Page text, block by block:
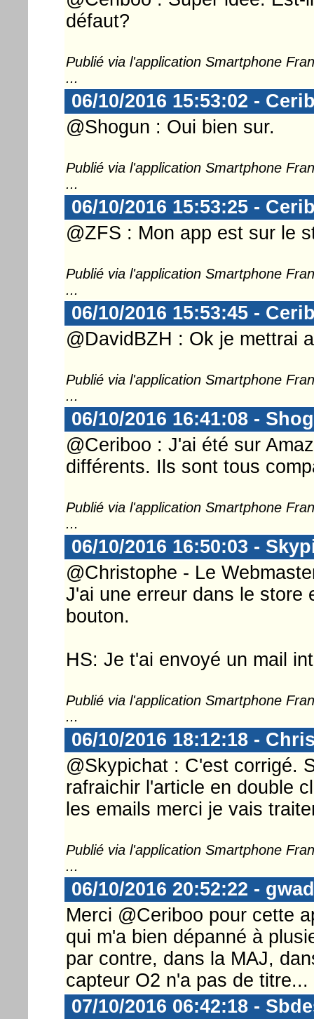
défaut?
Publié via l'application Smartphone
...
06/10/2016 15:53:02 -
@Shogun : Oui bien sur.
Publié via l'application Smartphone
...
06/10/2016 15:53:25 -
@ZFS : Mon app est sur le
Publié via l'application Smartphone
...
06/10/2016 15:53:45 -
@DavidBZH : Ok je mettrai
Publié via l'application Smartphone
...
06/10/2016 16:41:08 -
@Ceriboo : J'ai été sur
différents. Ils sont tous
Publié via l'application Smartphone
...
06/10/2016 16:50:03 -
@Christophe - Le
J'ai une erreur dans le store
bouton.
HS: Je t'ai envoyé un mail
Publié via l'application Smartphone
...
06/10/2016 18:12:18 -
@Skypichat : C'est corrigé.
rafraichir l'article en double
les emails merci je vais
Publié via l'application Smartphone
...
06/10/2016 20:52:22 -
Merci @Ceriboo pour cette
qui m'a bien dépanné à
par contre, dans la MAJ,
capteur O2 n'a pas de titre...
07/10/2016 06:42:18 -